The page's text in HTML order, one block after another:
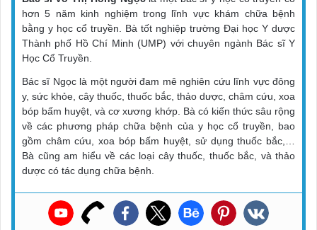
hơn 5 năm kinh nghiệm trong lĩnh vực khám chữa bệnh
bằng y học cổ truyền. Bà tốt nghiệp trường Đại học Y dược
Thành phố Hồ Chí Minh (UMP) với chuyên ngành Bác sĩ Y
Học Cổ Truyền.
Bác sĩ Ngọc là một người đam mê nghiên cứu lĩnh vực đông
y, sức khỏe, cây thuốc, thuốc bắc, thảo dược, châm cứu, xoa
bóp bấm huyệt, và cơ xương khớp. Bà có kiến thức sâu rộng
về các phương pháp chữa bệnh của y học cổ truyền, bao
gồm châm cứu, xoa bóp bấm huyệt, sử dụng thuốc bắc,…
Bà cũng am hiểu về các loại cây thuốc, thuốc bắc, và thảo
dược có tác dụng chữa bệnh.